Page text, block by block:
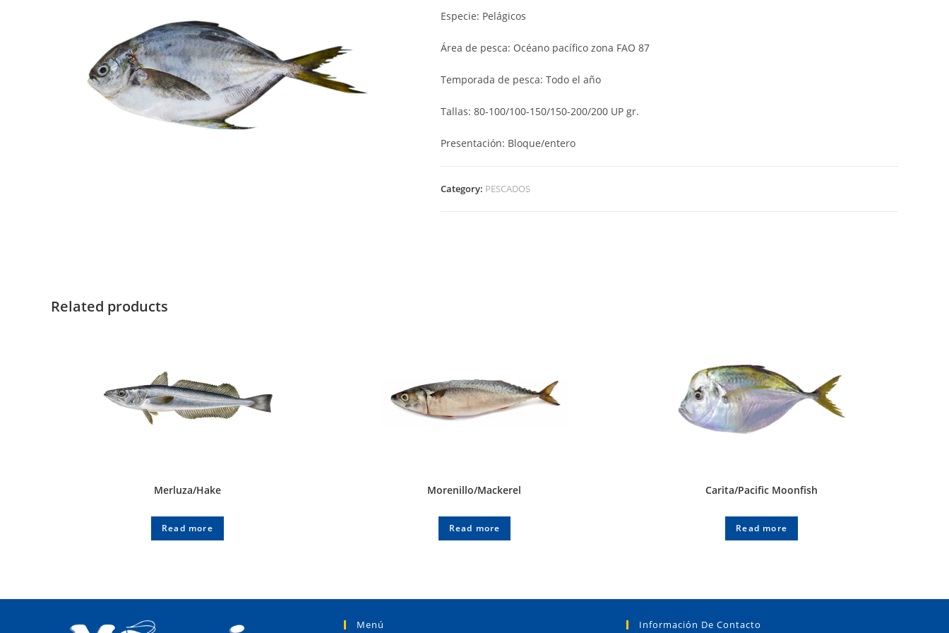
Especie: Pelágicos
Área de pesca: Océano pacífico zona FAO 87
Temporada de pesca: Todo el año
Tallas: 80-100/100-150/150-200/200 UP gr.
Presentación: Bloque/entero
Category: PESCADOS
Related products
Merluza/Hake
Read more
Morenillo/Mackerel
Read more
Carita/Pacific Moonfish
Read more
Menú Información De Contacto